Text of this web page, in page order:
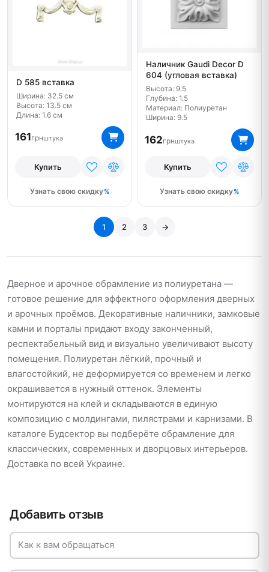
D 585 вставка
Ширина: 32.5 см
Высота: 13.5 см
Длина: 1.6 см
161грнштука
Купить
Узнать свою скидку
Наличник Gaudi Decor D
604 (угловая вставка)
Высота: 9.5
Глубина: 1.5
Материал: Полиуретан
Ширина: 9.5
162грнштука
Купить
Узнать свою скидку
1 2 3 →
Дверное и арочное обрамление из полиуретана —
готовое решение для эффектного оформления дверных
и арочных проёмов. Декоративные наличники, замковые
камни и порталы придают входу законченный,
респектабельный вид и визуально увеличивают высоту
помещения. Полиуретан лёгкий, прочный и
влагостойкий, не деформируется со временем и легко
окрашивается в нужный оттенок. Элементы
монтируются на клей и складываются в единую
композицию с молдингами, пилястрами и карнизами. В
каталоге Будсектор вы подберёте обрамление для
классических, современных и дворцовых интерьеров.
Доставка по всей Украине.
Добавить отзыв
Как к вам обращаться